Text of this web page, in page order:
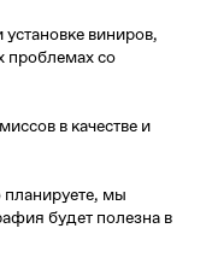
виниров,
проблемах со
в качестве и
планируете, мы
будет полезна в